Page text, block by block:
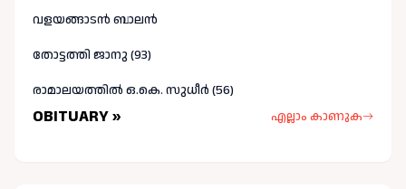
വളയങ്ങാടൻ ബാലൻ
തോട്ടത്തി ജാനു (93)
രാമാലയത്തിൽ ഒ.കെ. സുധീർ (56)
OBITUARY » എല്ലാം കാണുക